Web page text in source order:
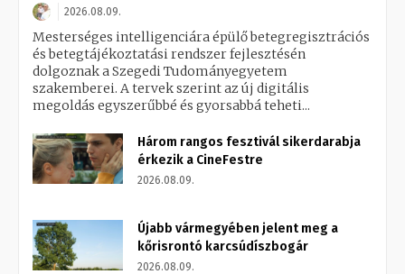
2026.08.09.
Mesterséges intelligenciára épülő betegregisztrációs
és betegtájékoztatási rendszer fejlesztésén
dolgoznak a Szegedi Tudományegyetem
szakemberei. A tervek szerint az új digitális
megoldás egyszerűbbé és gyorsabbá teheti...
Három rangos fesztivál sikerdarabja
érkezik a CineFestre
2026.08.09.
Újabb vármegyében jelent meg a
kőrisrontó karcsúdíszbogár
2026.08.09.